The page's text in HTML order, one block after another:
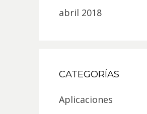
abril 2018
CATEGORÍAS
Aplicaciones